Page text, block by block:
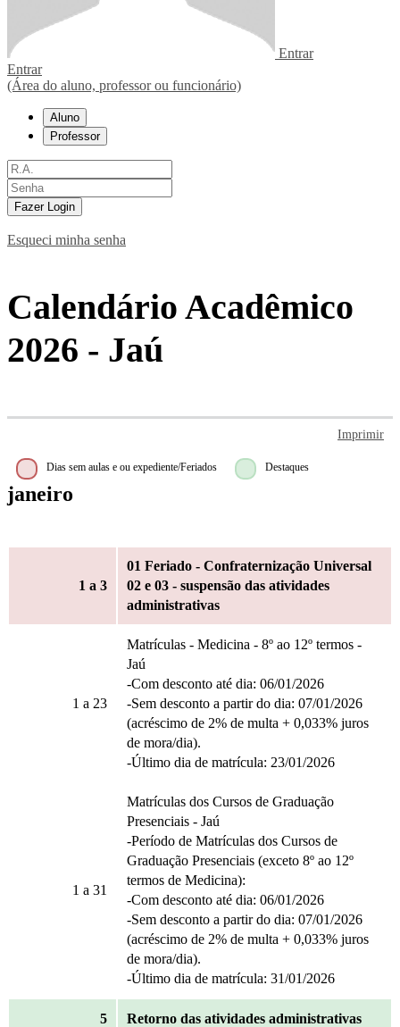
Entrar
Entrar
(Área do aluno, professor ou funcionário)
Aluno
Professor
Fazer Login
Esqueci minha senha
Calendário Acadêmico
2026 - Jaú
Imprimir
Dias sem aulas e ou expediente/Feriados Destaques
janeiro
1 a 3
01 Feriado - Confraternização Universal
02 e 03 - suspensão das atividades
administrativas
1 a 23
Matrículas - Medicina - 8º ao 12º termos -
Jaú
-Com desconto até dia: 06/01/2026
-Sem desconto a partir do dia: 07/01/2026
(acréscimo de 2% de multa + 0,033% juros
de mora/dia).
-Último dia de matrícula: 23/01/2026
1 a 31
Matrículas dos Cursos de Graduação
Presenciais - Jaú
-Período de Matrículas dos Cursos de
Graduação Presenciais (exceto 8º ao 12º
termos de Medicina):
-Com desconto até dia: 06/01/2026
-Sem desconto a partir do dia: 07/01/2026
(acréscimo de 2% de multa + 0,033% juros
de mora/dia).
-Último dia de matrícula: 31/01/2026
5 Retorno das atividades administrativas